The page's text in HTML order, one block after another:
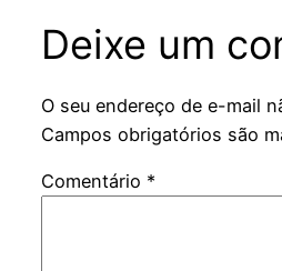
Deixe um
O seu endereço de e-mail
Campos obrigatórios são
Comentário *